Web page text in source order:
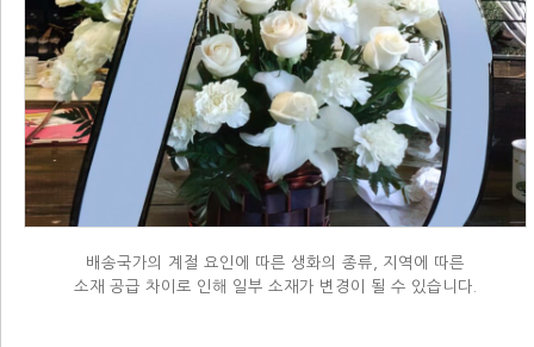
배송국가의 계절 요인에 따른 생화의 종류, 지역에 따른
소재 공급 차이로 인해 일부 소재가 변경이 될 수 있습니다.